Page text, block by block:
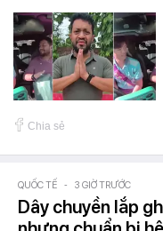
Chia sẻ
QUỐC TẾ - 3 GIỜ TRƯỚC
Dây chuyền lắp